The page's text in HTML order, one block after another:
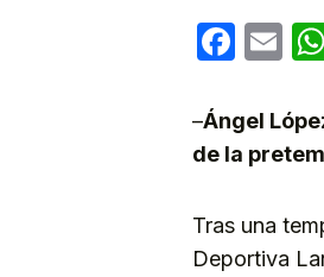
–Ángel
de la
Tras una
Deportiva